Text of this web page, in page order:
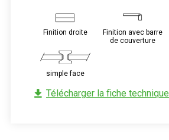
Image
Finition droite
Image
Finition avec barre
de couverture
Image
simple face
Télécharger la fiche technique